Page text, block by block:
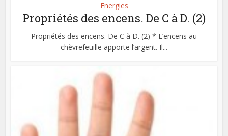
Energies
Propriétés des encens. De C à D. (2)
Propriétés des encens. De C à D. (2) * L’encens au
chèvrefeuille apporte l’argent. Il...